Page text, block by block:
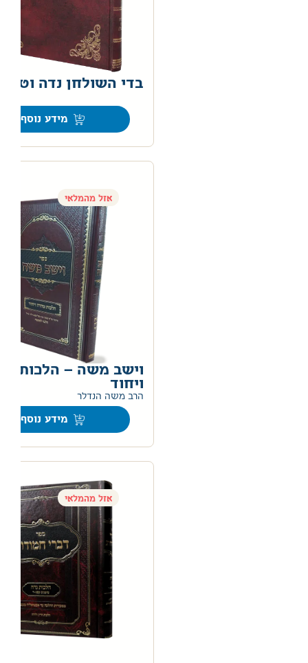
בדי השולחן נדה
מידע נוסף
אזל מהמלאי
וישב משה – הלכות
ויחוד
הרב משה הנדלר
מידע נוסף
אזל מהמלאי